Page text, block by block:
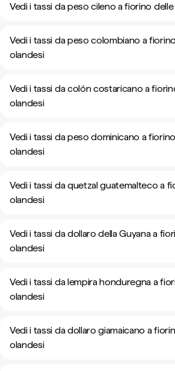
Vedi i tassi da peso cileno a fiorino
Vedi i tassi da peso colombiano a
olandesi
Vedi i tassi da colón costaricano a
olandesi
Vedi i tassi da peso dominicano a
olandesi
Vedi i tassi da quetzal guatemalteco a
olandesi
Vedi i tassi da dollaro della Guyana a
olandesi
Vedi i tassi da lempira honduregna a
olandesi
Vedi i tassi da dollaro giamaicano a
olandesi